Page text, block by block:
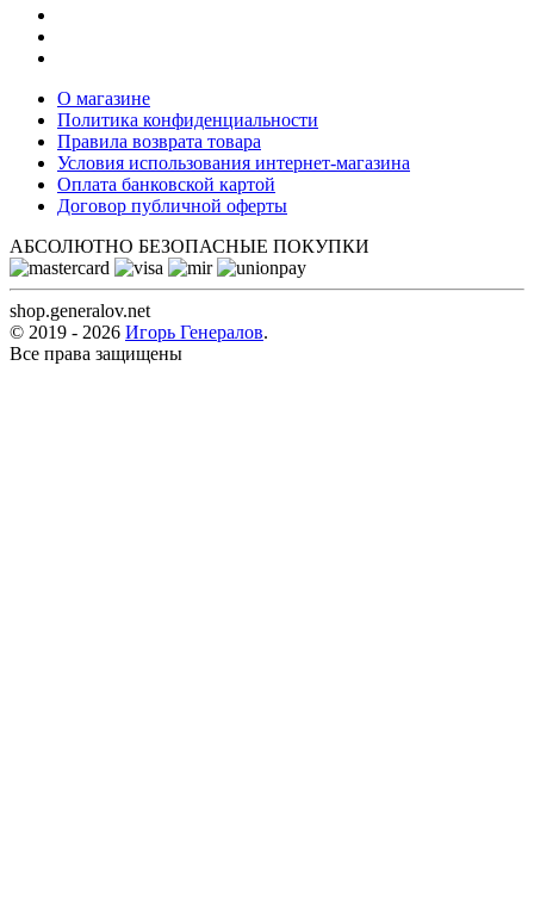
О магазине
Политика конфиденциальности
Правила возврата товара
Условия использования интернет-магазина
Оплата банковской картой
Договор публичной оферты
АБСОЛЮТНО БЕЗОПАСНЫЕ ПОКУПКИ
shop.generalov.net
© 2019 - 2026 Игорь Генералов.
Все права защищены